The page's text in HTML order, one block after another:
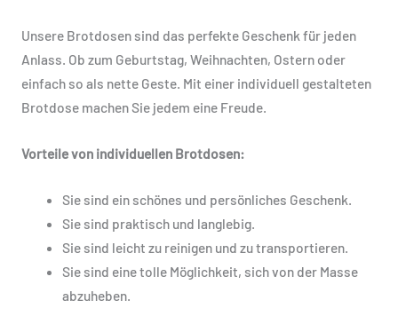
Unsere Brotdosen sind das perfekte Geschenk für jeden
Anlass. Ob zum Geburtstag, Weihnachten, Ostern oder
einfach so als nette Geste. Mit einer individuell gestalteten
Brotdose machen Sie jedem eine Freude.
Vorteile von individuellen Brotdosen:
Sie sind ein schönes und persönliches Geschenk.
Sie sind praktisch und langlebig.
Sie sind leicht zu reinigen und zu transportieren.
Sie sind eine tolle Möglichkeit, sich von der Masse
abzuheben.